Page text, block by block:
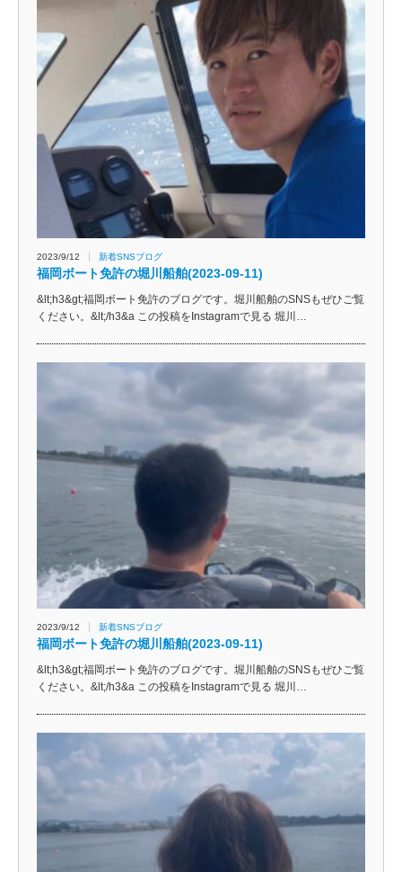
2023/9/12 新着SNSブログ
福岡ボート免許の堀川船舶(2023-09-11)
&lt;h3&gt;福岡ボート免許のブログです。堀川船舶のSNSもぜひご覧
ください。&lt;/h3&a この投稿をInstagramで見る 堀川…
2023/9/12 新着SNSブログ
福岡ボート免許の堀川船舶(2023-09-11)
&lt;h3&gt;福岡ボート免許のブログです。堀川船舶のSNSもぜひご覧
ください。&lt;/h3&a この投稿をInstagramで見る 堀川…